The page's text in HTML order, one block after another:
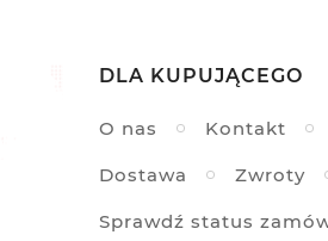
DLA KUPUJĄCEGO
O nas Kontakt
Dostawa Zwroty
Sprawdź status